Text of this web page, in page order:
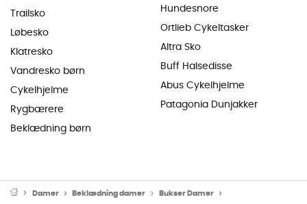
Trailsko
Løbesko
Klatresko
Vandresko børn
Cykelhjelme
Rygbærere
Beklædning børn
Hundesnore
Ortlieb Cykeltasker
Altra Sko
Buff Halsedisse
Abus Cykelhjelme
Patagonia Dunjakker
Damer Beklædning damer Bukser Damer